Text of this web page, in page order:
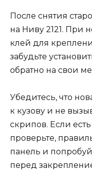
После снятия
на Ниву 2121. При
клей для
забудьте
обратно на свои
Убедитесь, что
к кузову и не
скрипов. Если
проверьте,
панель и
перед